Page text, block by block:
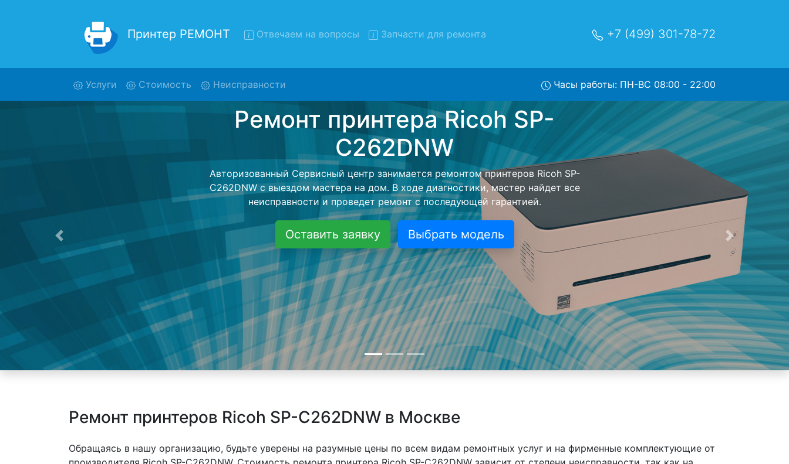
Принтер РЕМОНТ Отвечаем на вопросы Запчасти для ремонта +7 (499) 301-78-72
Услуги (current)Стоимость Неисправности Часы работы: ПН-ВС 08:00 - 22:00
Ремонт принтеров Ricoh SP-C262DNW с
вывозом в сервис
Ремонт принтеров Ricoh SP-C262DNW с вывозом в сервисный центр и обратно - с
помощью нашей бесплатной услуги, специалист заберет Ваш принтер для
дальнейшего более детального ремонта. Оговоренная стоимость ремонта
останется неизменно при возвращении видеотехники обратно.
Оставить заявку Выбрать модель
Предыдущая Следующая
Ремонт принтеров Ricoh SP-C262DNW в Москве
Обращаясь в нашу организацию, будьте уверены на разумные цены по всем видам ремонтных услуг и на фирменные комплектующие от